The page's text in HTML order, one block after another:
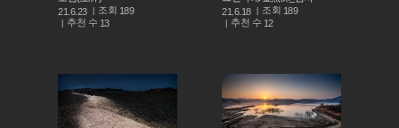
21.6.23
조회 189
추천 수 13
21.6.18
조회 189
추천 수 12